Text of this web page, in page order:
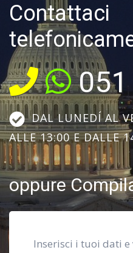
Contattaci
051
DAL LUNEDÍ AL
ALLE 13:00 E DALLE
oppure
Inserisci i tuoi dati